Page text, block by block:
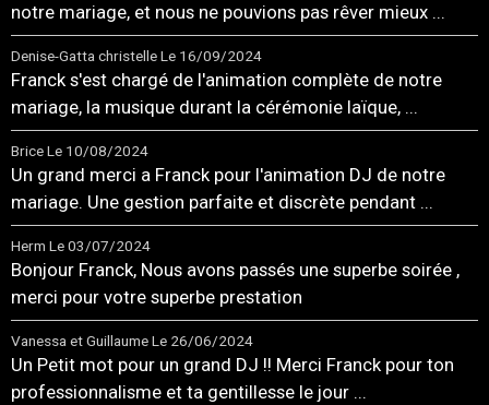
notre mariage, et nous ne pouvions pas rêver mieux ...
Denise-Gatta christelleLe 16/09/2024
Franck s'est chargé de l'animation complète de notre
mariage, la musique durant la cérémonie laïque, ...
BriceLe 10/08/2024
Un grand merci a Franck pour l'animation DJ de notre
mariage. Une gestion parfaite et discrète pendant ...
Herm Le 03/07/2024
Bonjour Franck, Nous avons passés une superbe soirée ,
merci pour votre superbe prestation
Vanessa et GuillaumeLe 26/06/2024
Un Petit mot pour un grand DJ !! Merci Franck pour ton
professionnalisme et ta gentillesse le jour ...